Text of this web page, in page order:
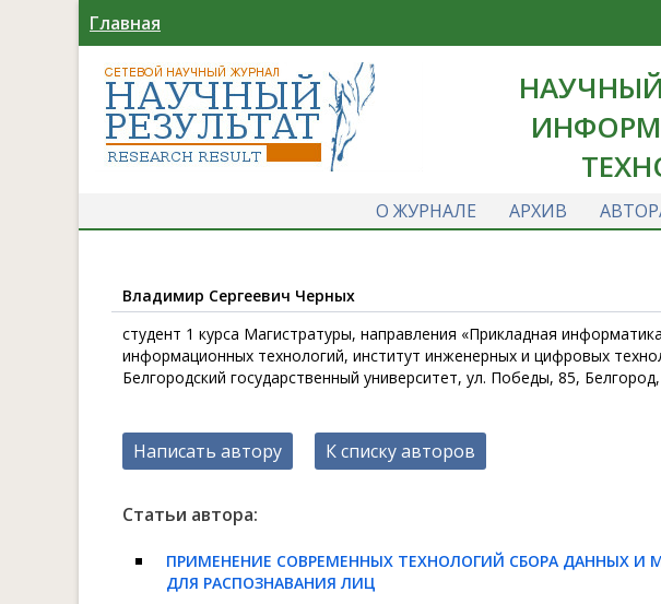
Главная
О ЖУРНАЛЕ
АРХИВ
Владимир Сергеевич Черных
студент 1 курса Магистратуры, направления «Прикладная
информационных технологий, институт инженерных и цифровых
Белгородский государственный университет, ул. Победы, 85,
Написать автору К списку авторов
Статьи автора:
ПРИМЕНЕНИЕ СОВРЕМЕННЫХ ТЕХНОЛОГИЙ СБОРА ДАННЫХ
ДЛЯ РАСПОЗНАВАНИЯ ЛИЦ